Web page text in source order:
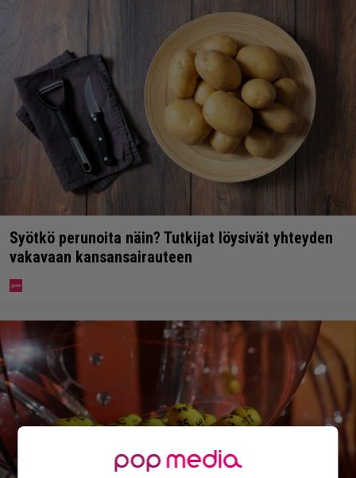
Syötkö perunoita näin? Tutkijat löysivät yhteyden
vakavaan kansansairauteen